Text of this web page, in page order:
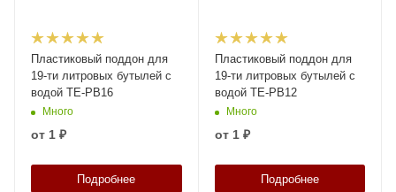
Пластиковый поддон для
19-ти литровых бутылей с
водой TE-PB16
Много
от 1 ₽
Подробнее
Пластиковый поддон для
19-ти литровых бутылей с
водой TE-PB12
Много
от 1 ₽
Подробнее